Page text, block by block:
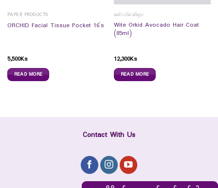
PAPER PRODUCTS
ORCHID Facial Tissue Pocket 16`s
5,500Ks
READ MORE
ခေါင်းလိမ်းဆီများ
Wite Orkid Avocado Hair Coat
(85ml)
12,300Ks
READ MORE
Contact With Us